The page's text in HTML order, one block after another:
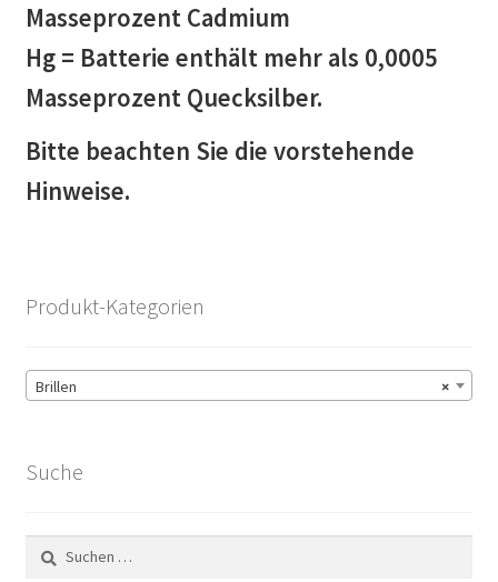
Masseprozent Cadmium
Hg = Batterie enthält mehr als 0,0005
Masseprozent Quecksilber.
Bitte beachten Sie die vorstehende
Hinweise.
Produkt-Kategorien
×
Brillen
Suche
Suchen
nach: